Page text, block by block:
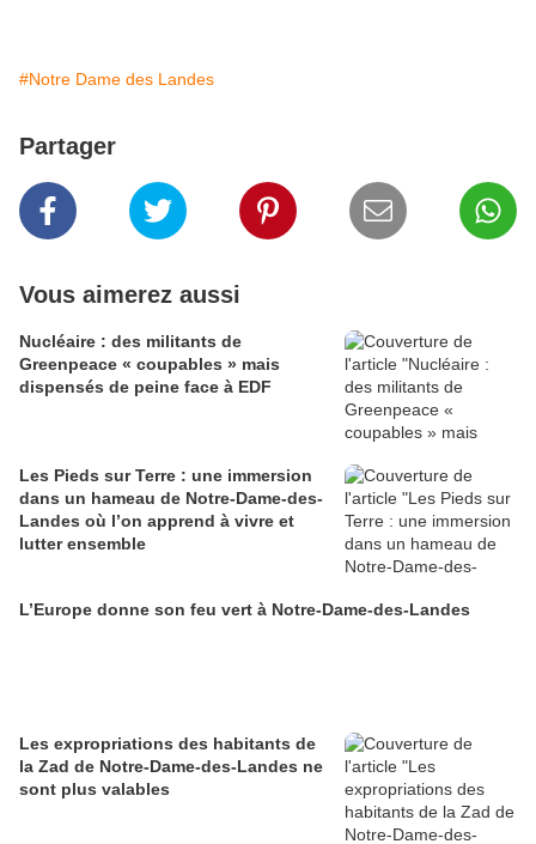
#Notre Dame des Landes
Partager
Vous aimerez aussi
Nucléaire : des militants de
Greenpeace « coupables » mais
dispensés de peine face à EDF
Les Pieds sur Terre : une immersion
dans un hameau de Notre-Dame-des-
Landes où l’on apprend à vivre et
lutter ensemble
L’Europe donne son feu vert à Notre-Dame-des-Landes
Les expropriations des habitants de
la Zad de Notre-Dame-des-Landes ne
sont plus valables